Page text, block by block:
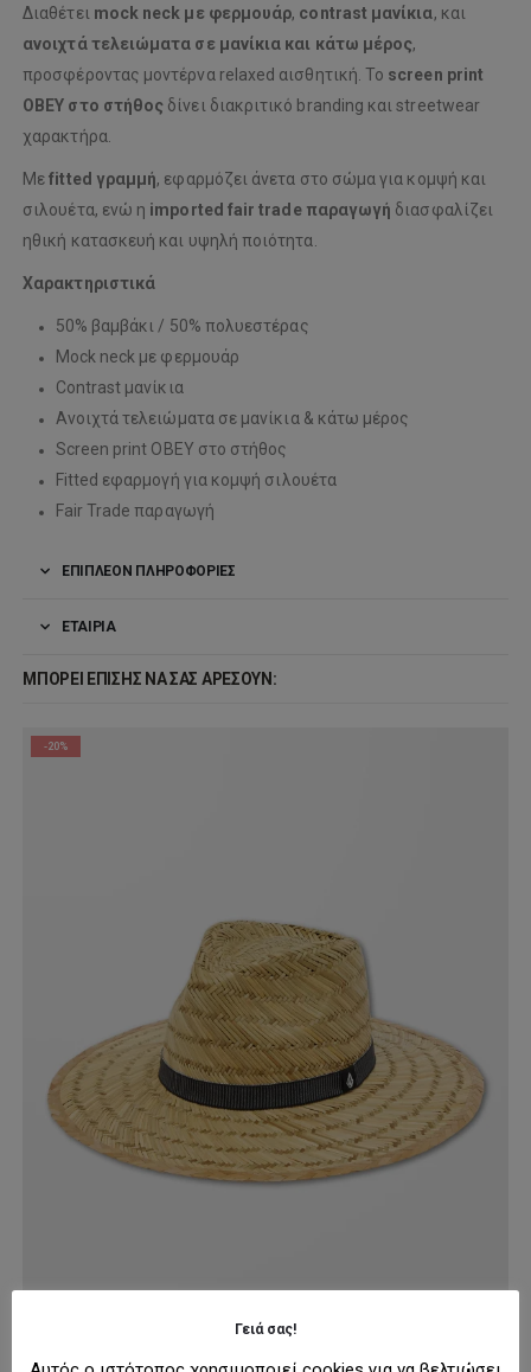
Διαθέτει mock neck με φερμουάρ, contrast μανίκια, και
ανοιχτά τελειώματα σε μανίκια και κάτω μέρος,
προσφέροντας μοντέρνα relaxed αισθητική. Το screen print
OBEY στο στήθος δίνει διακριτικό branding και streetwear
χαρακτήρα.
Μεfitted γραμμή, εφαρμόζει άνετα στο σώμα για κομψή και
σιλουέτα, ενώ η imported fair trade παραγωγή διασφαλίζει
ηθική κατασκευή και υψηλή ποιότητα.
Χαρακτηριστικά
50% βαμβάκι / 50% πολυεστέρας
Mock neck με φερμουάρ
Contrast μανίκια
Ανοιχτά τελειώματα σε μανίκια & κάτω μέρος
Screen print OBEY στο στήθος
Fitted εφαρμογή για κομψή σιλουέτα
Fair Trade παραγωγή
ΕΠΙΠΛΈΟΝ ΠΛΗΡΟΦΟΡΊΕΣ
ΕΤΑΙΡΊΑ
ΜΠΟΡΕΊ ΕΠΊΣΗΣ ΝΑ ΣΑΣ ΑΡΈΣΟΥΝ:
-20%
Γειά σας!